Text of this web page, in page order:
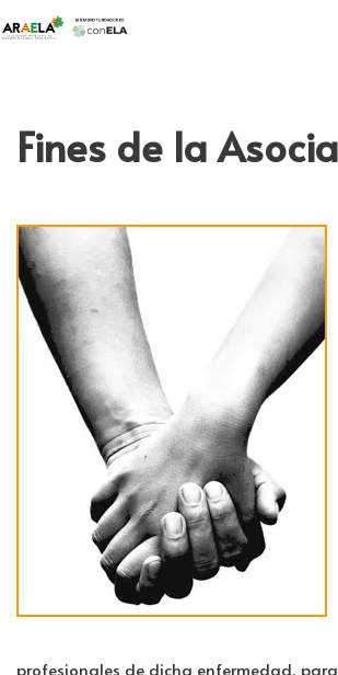
Fines de la
profesionales de dicha enfermedad,